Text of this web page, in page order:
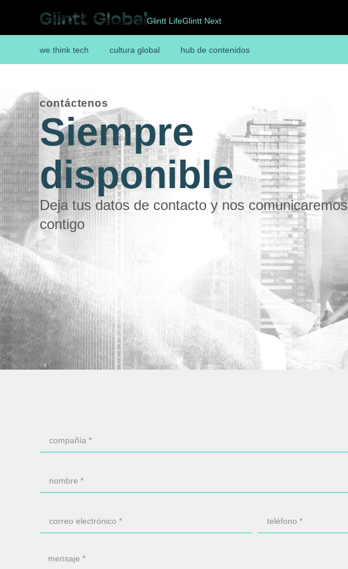
Glintt LifeGlintt Next
we think tech cultura global hub de contenidos
contáctenos
Siempre
disponible
Deja tus datos de contacto y nos comunicaremos
contigo